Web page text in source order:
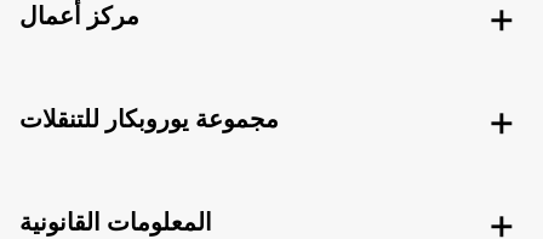
مركز أعمال
مجموعة يوروبكار للتنقلات
المعلومات القانونية